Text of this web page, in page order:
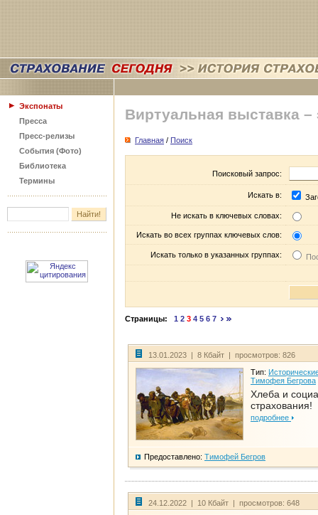
Экспонаты
Пресса
Пресс-релизы
События (Фото)
Библиотека
Термины
Виртуальная выставка –
Главная / Поиск
Поисковый запрос:
Искать в:
Не искать в ключевых словах:
Искать во всех группах ключевых слов:
Искать только в указанных группах:
Страницы: 1 2 3 4 5 6 7
13.01.2023 | 8 Кбайт | просмотров: 826
Тип:
Тимофея Бегрова
Хлеба и
страхования!
подробнее
Предоставлено: Тимофей Бегров
24.12.2022 | 10 Кбайт | просмотров: 648